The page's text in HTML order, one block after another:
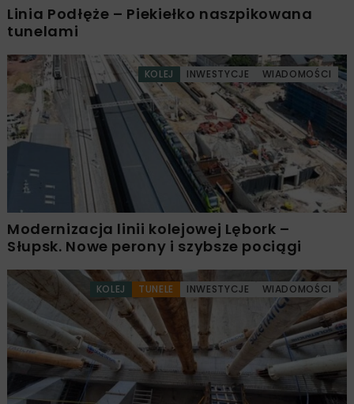
Linia Podłęże – Piekiełko naszpikowana
tunelami
KOLEJ INWESTYCJE WIADOMOŚCI
Modernizacja linii kolejowej Lębork –
Słupsk. Nowe perony i szybsze pociągi
KOLEJ TUNELE INWESTYCJE WIADOMOŚCI